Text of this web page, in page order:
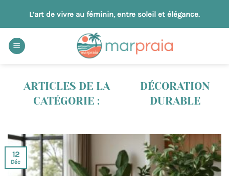
contenu
L’art de vivre au féminin, entre soleil et élégance.
DÉCORATION
DURABLE
12
Déc